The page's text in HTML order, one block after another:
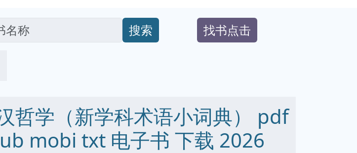
搜索 找书点击
哲学（新学科术语小词典） pdf
mobi txt 电子书 下载 2026